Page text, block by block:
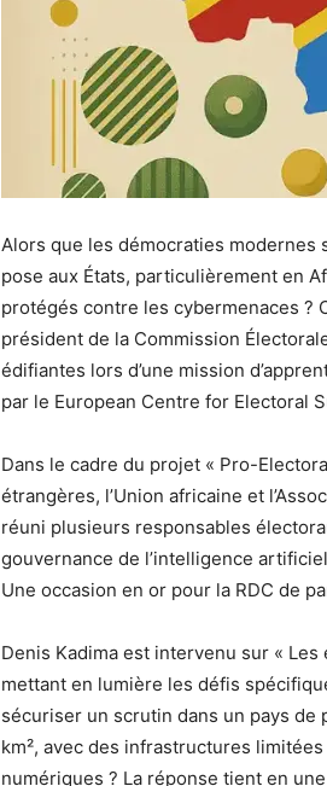
Alors que les démocraties modernes
pose aux États, particulièrement en
protégés contre les cybermenaces ?
président de la Commission
édifiantes lors d’une mission
par le European Centre for Electoral
Dans le cadre du projet « Pro-
étrangères, l’Union africaine et
réuni plusieurs responsables
gouvernance de l’intelligence
Une occasion en or pour la RDC de
Denis Kadima est intervenu sur «
mettant en lumière les défis
sécuriser un scrutin dans un pays de
km², avec des infrastructures
numériques ? La réponse tient en